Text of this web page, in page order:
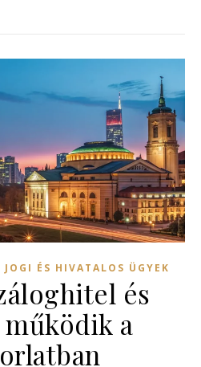
JOGI ÉS HIVATALOS ÜGYEK
és
a